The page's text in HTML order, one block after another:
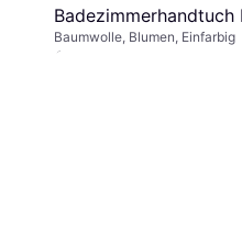
Badezimmerhandtuch
Blau (100x50cm)
Baumwolle, Blumen, Einfarbig
€ 23,73